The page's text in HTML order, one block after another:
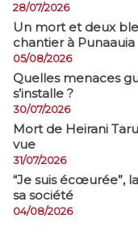
28/07/2026
​Un mort et deux
chantier à Punaauia
05/08/2026
Quelles menaces
s’installe ?
30/07/2026
Mort de Heirani
vue
31/07/2026
​“Je suis écœurée”,
sa société
04/08/2026